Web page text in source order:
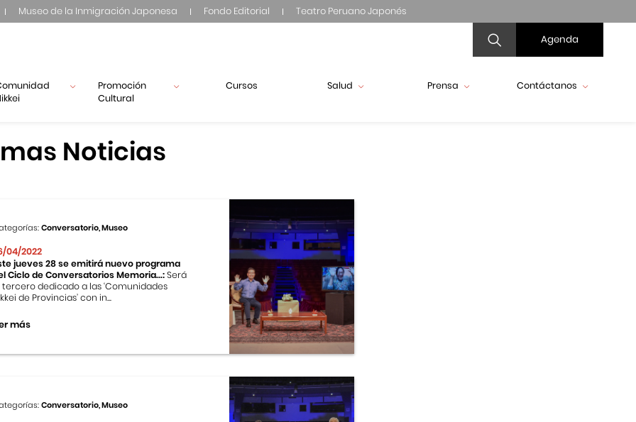
Museo de la Inmigración Japonesa Fondo Editorial Teatro Peruano Japonés
Agenda
Promoción
Cultural
Cursos Salud Prensa Contáctanos
Noticias
Conversatorio, Museo
04/2022
jueves 28 se emitirá nuevo programa
Ciclo de Conversatorios Memoria...:Será
tercero dedicado a las ‘Comunidades
de Provincias’ con in...
más
Conversatorio, Museo